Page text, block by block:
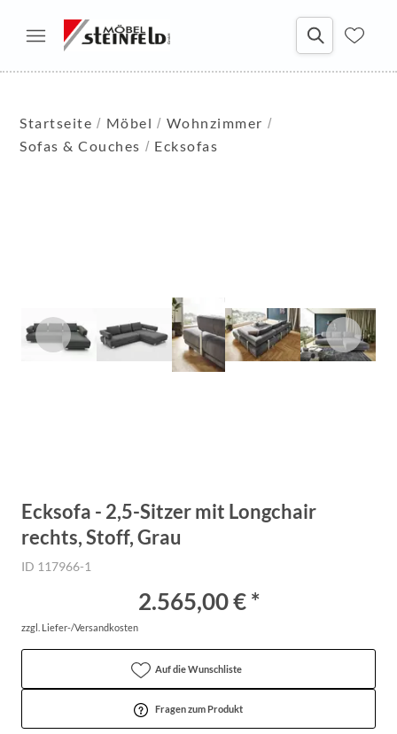
Startseite Möbel
Wohnzimmer
Sofas & Couches
Ecksofas
Ecksofa - 2,5-Sitzer mit Longchair
rechts, Stoff, Grau
ID 117966-1
2.565,00 € *
zzgl. Liefer-/Versandkosten
Auf die Wunschliste
Fragen zum Produkt